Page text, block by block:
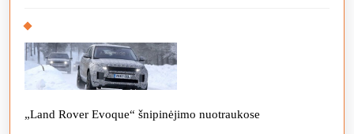
„Land Rover Evoque“ šnipinėjimo nuotraukose